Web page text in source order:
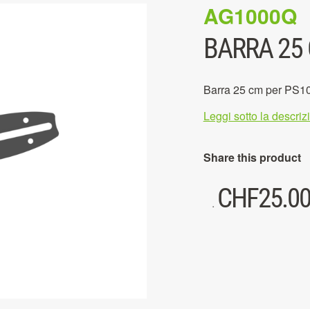
AG1000Q
BARRA
Barra 25 cm per
Leggi sotto la
Share this product
. CHF